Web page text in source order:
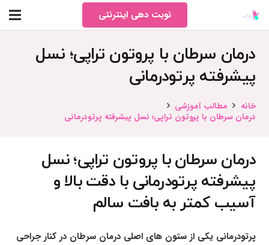
نوبت دهی اینترنتی
درمان سرطان با پروتون تراپی؛ نسل
پیشرفته پرتودرمانی
خانه
مطالب آموزشی
درمان سرطان با پروتون تراپی؛ نسل پیشرفته پرتودرمانی
درمان سرطان با پروتون تراپی؛ نسل
پیشرفته پرتودرمانی با دقت بالا و
آسیب کمتر به بافت سالم
پرتودرمانی یکی از ستون های اصلی درمان سرطان در کنار جراحی